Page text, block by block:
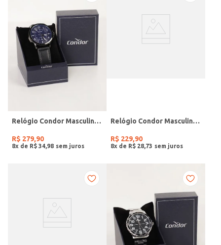
Relógio Condor Masculino PRETO
R$ 279,90
8x de R$ 34 98
Relógio Condor Masculino PRATA
R$ 229,90
8x de R$ 28 73